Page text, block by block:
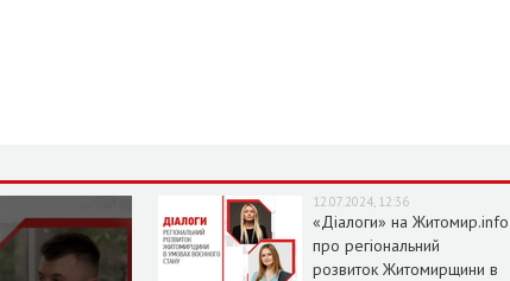
12.07.2024, 12:36
«Діалоги» на Житомир.info
про регіональний
розвиток Житомирщини в